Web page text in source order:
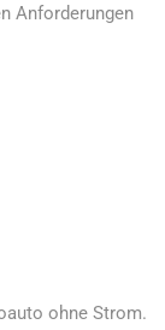
Anforderungen
ohne Strom.